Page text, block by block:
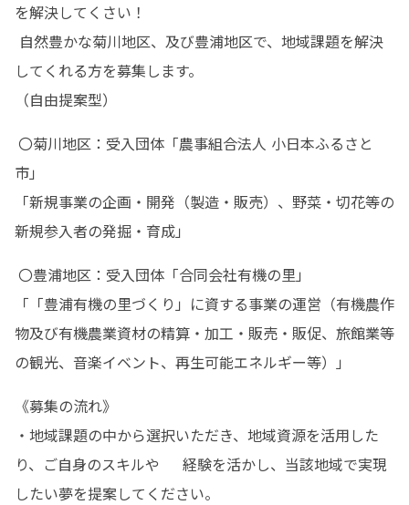
を解決してくさい！
してくれる方を募集します。
（自由提案型）
市」
「新規事業の企画・開発（製造・販売）、野菜・切花等の
新規参入者の発掘・育成」
「「豊浦有機の里づくり」に資する事業の運営（有機農作
物及び有機農業資材の精算・加工・販売・販促、旅館業等
の観光、音楽イベント、再生可能エネルギー等）」
《募集の流れ》
・地域課題の中から選択いただき、地域資源を活用した
り、ご自身のスキルや     経験を活かし、当該地域で実現
したい夢を提案してください。